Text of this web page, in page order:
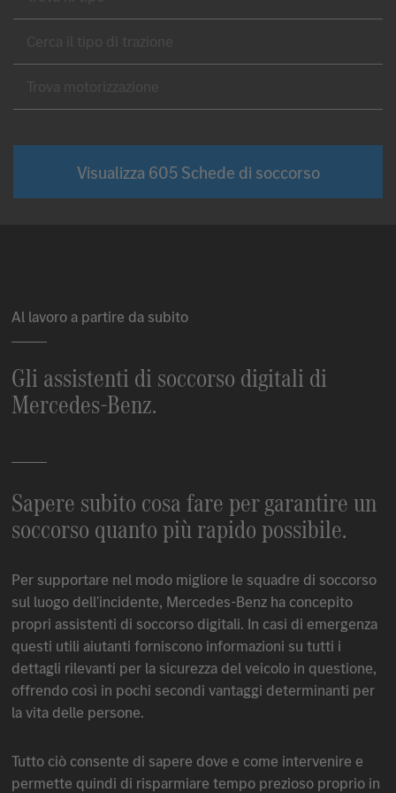
Visualizza 605Schede di soccorso
Al lavoro a partire da subito
Gli assistenti di soccorso digitali di
Mercedes-Benz.
Sapere subito cosa fare per garantire un
soccorso quanto più rapido possibile.
Per supportare nel modo migliore le squadre di soccorso
sul luogo dell'incidente, Mercedes-Benz ha concepito
propri assistenti di soccorso digitali. In casi di emergenza
questi utili aiutanti forniscono informazioni su tutti i
dettagli rilevanti per la sicurezza del veicolo in questione,
offrendo così in pochi secondi vantaggi determinanti per
la vita delle persone.
Tutto ciò consente di sapere dove e come intervenire e
permette quindi di risparmiare tempo prezioso proprio in